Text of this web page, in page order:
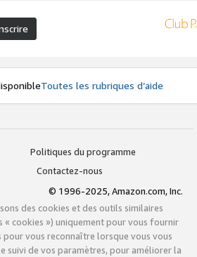
Toutes les rubriques d’aide
Politiques du programme
Contactez-nous
© 1996-2025, Amazon.com, Inc.
des cookies et des outils similaires
« cookies ») uniquement pour vous fournir
pour vous reconnaître lorsque vous vous
suivi de vos paramètres, pour améliorer la